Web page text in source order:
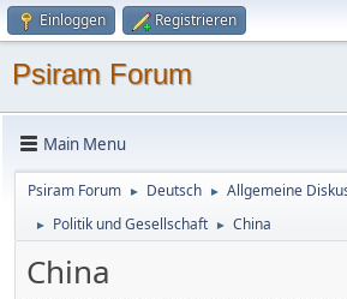
Einloggen Registrieren
Psiram Forum
Main Menu
Psiram Forum ► Deutsch ► Allgemeine
► Politik und Gesellschaft ► China
China